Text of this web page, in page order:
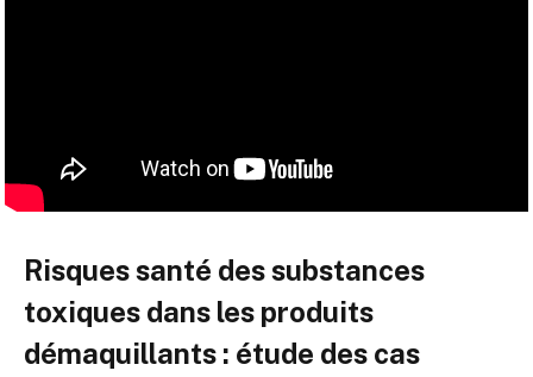
Risques santé des substances
toxiques dans les produits
démaquillants : étude des cas